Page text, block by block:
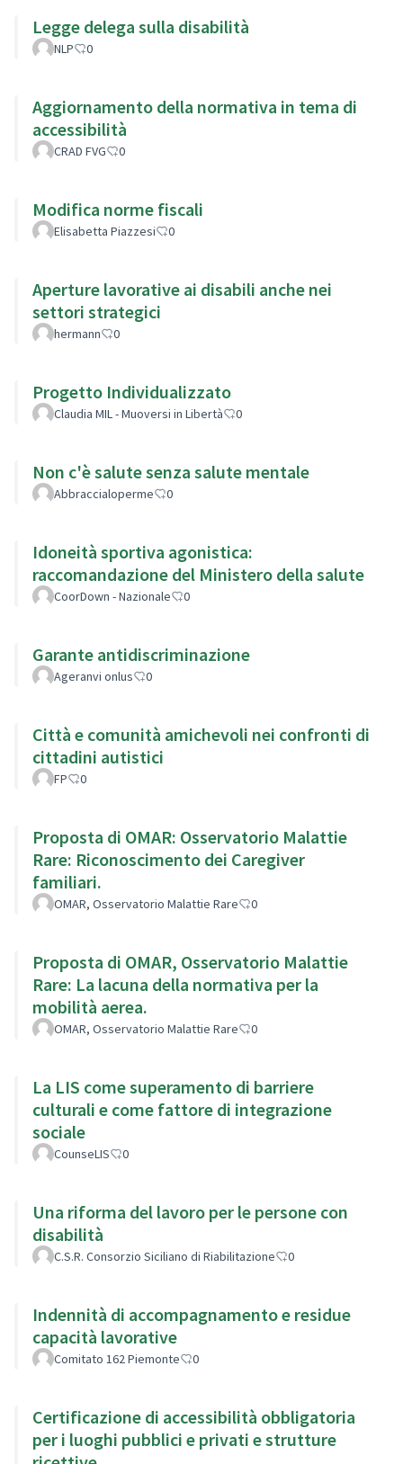
Legge delega sulla disabilità
NLP 0
Aggiornamento della normativa in tema di
accessibilità
CRAD FVG 0
Modifica norme fiscali
Elisabetta Piazzesi 0
Aperture lavorative ai disabili anche nei
settori strategici
hermann 0
Progetto Individualizzato
Claudia MIL - Muoversi in Libertà 0
Non c'è salute senza salute mentale
Abbraccialoperme 0
Idoneità sportiva agonistica:
raccomandazione del Ministero della salute
CoorDown - Nazionale 0
Garante antidiscriminazione
Ageranvi onlus 0
Città e comunità amichevoli nei confronti di
cittadini autistici
FP 0
Proposta di OMAR: Osservatorio Malattie
Rare: Riconoscimento dei Caregiver
familiari.
OMAR, Osservatorio Malattie Rare 0
Proposta di OMAR, Osservatorio Malattie
Rare: La lacuna della normativa per la
mobilità aerea.
OMAR, Osservatorio Malattie Rare 0
La LIS come superamento di barriere
culturali e come fattore di integrazione
sociale
CounseLIS 0
Una riforma del lavoro per le persone con
disabilità
C.S.R. Consorzio Siciliano di Riabilitazione 0
Indennità di accompagnamento e residue
capacità lavorative
Comitato 162 Piemonte 0
Certificazione di accessibilità obbligatoria
per i luoghi pubblici e privati e strutture